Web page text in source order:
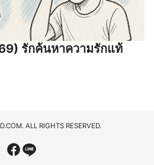
รักค้นหาความรักแท้
ALL RIGHTS RESERVED.